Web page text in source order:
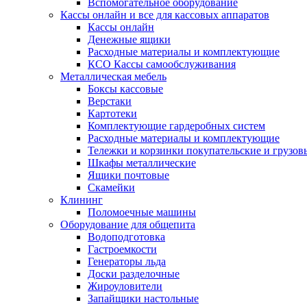
Вспомогательное оборудование
Кассы онлайн и все для кассовых аппаратов
Кассы онлайн
Денежные ящики
Расходные материалы и комплектующие
КСО Кассы самообслуживания
Металлическая мебель
Боксы кассовые
Верстаки
Картотеки
Комплектующие гардеробных систем
Расходные материалы и комплектующие
Тележки и корзинки покупательские и
Шкафы металлические
Ящики почтовые
Скамейки
Клининг
Поломоечные машины
Оборудование для общепита
Водоподготовка
Гастроемкости
Генераторы льда
Доски разделочные
Жироуловители
Запайщики настольные